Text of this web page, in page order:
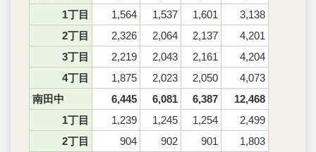
1丁目
1,564 1,537 1,601
3,138
2丁目
2,326 2,064 2,137
4,201
3丁目
2,219 2,043 2,161
4,204
4丁目
1,875 2,023 2,050
4,073
南田中
6,445 6,081 6,387
12,468
1丁目
1,239 1,245 1,254
2,499
2丁目
904 902 901
1,803